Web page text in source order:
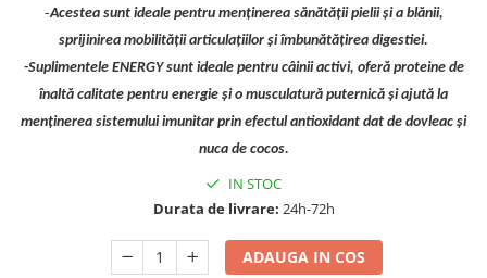
-Acestea sunt ideale pentru menținerea sănătății pielii și a blănii,
sprijinirea mobilității articulațiilor și îmbunătățirea digestiei.
-Suplimentele ENERGY sunt ideale pentru câinii activi, oferă proteine de
înaltă calitate pentru energie și o musculatură puternică și ajută la
menținerea sistemului imunitar prin efectul antioxidant dat de dovleac și
nuca de cocos.
IN STOC
Durata de livrare: 24h-72h
ADAUGA IN COS